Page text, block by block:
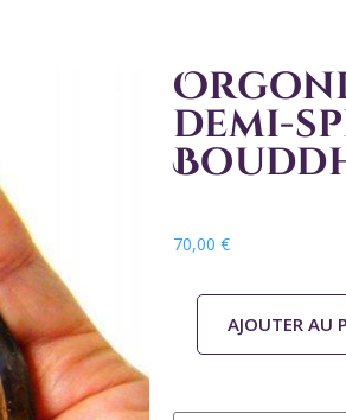
demi-
70,00 €
AJOUTER AU